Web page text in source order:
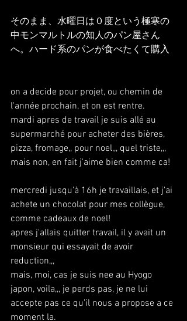
そのまま、水曜日は０度という極寒の
中モンマルトルの知人のパン屋さん
へ。ハード系のパンが食べたくて購入
on a decide pour projet, ou chemin de
l'année prochain, et on est rentre.
mardi apres de travail je suis allé au
supermarché pour acheter des bières,
pizza, fromage,, pour noel,,, quel triste,,,
mais non, en fait j'aime bien comme ca!
mercredi jusqu'à 16h je travaillais, et j'ai
achete un chocolat pour mes collègue,
comme cadeaux de noel!
apres j'allais quitter travail, il y avait un
monsieur qui essayait de avoir
reduction,,,
mais, moi, cas je suis nee au Hyogo
japon, voila,,, je perds pas, je ne lui
accepte pas ce qu'il nous a propose a ce
moment la.